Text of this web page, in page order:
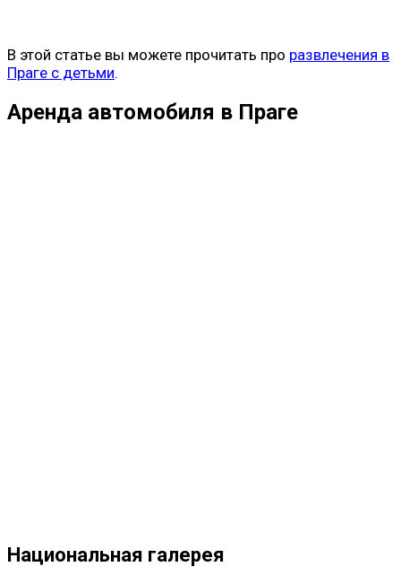
В этой статье вы можете прочитать про развлечения в
Праге с детьми.
Аренда автомобиля в Праге
Национальная галерея